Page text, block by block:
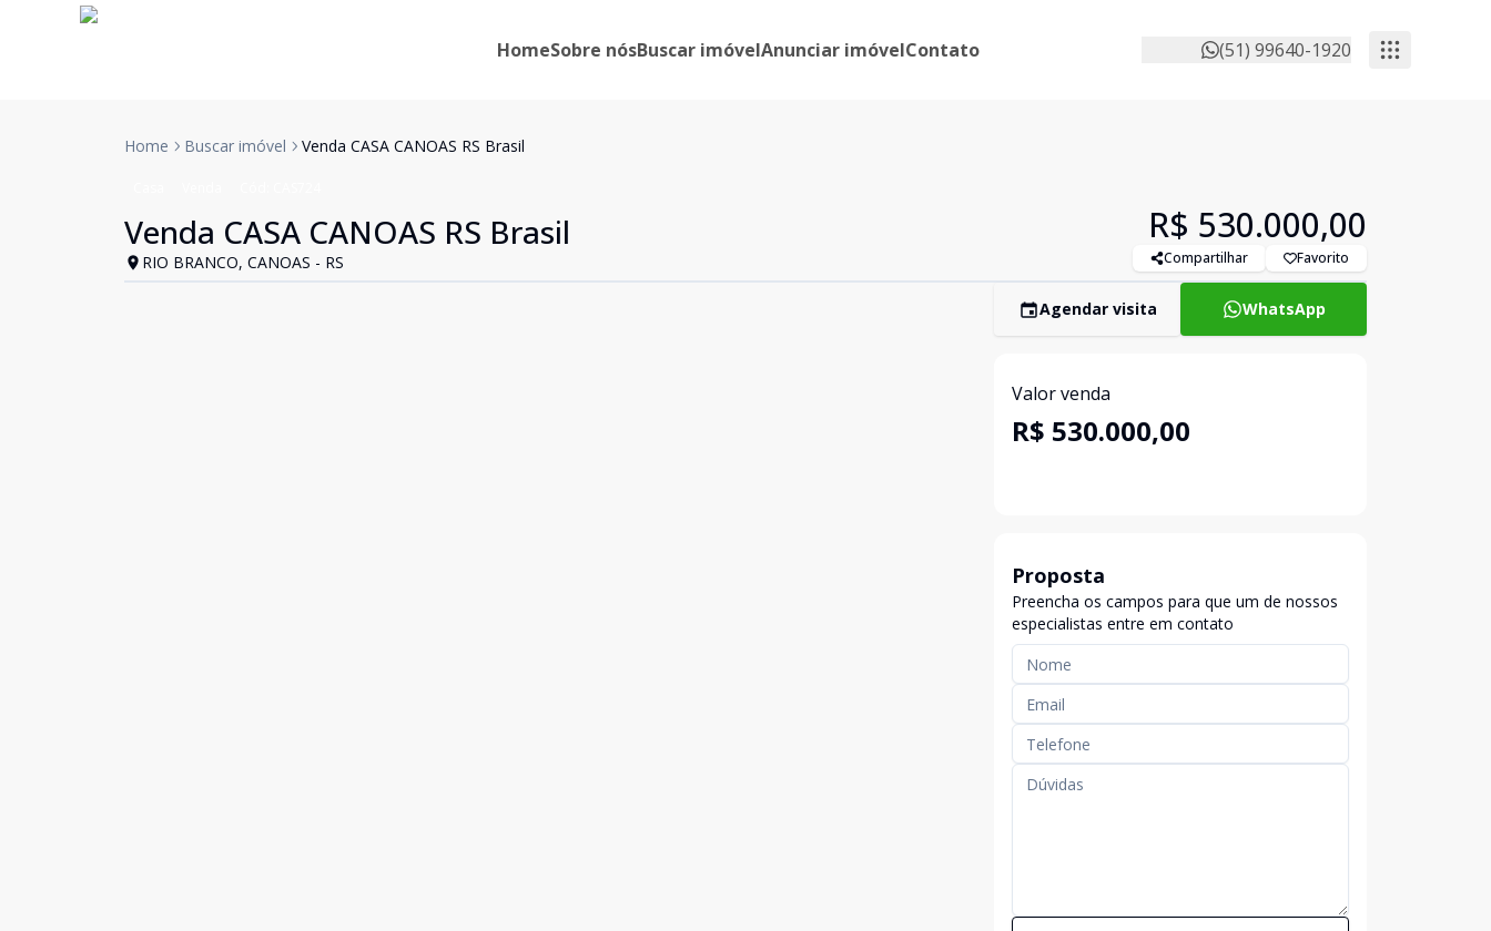
HomeSobre nósBuscar imóvelAnunciar imóvelContato (51) 99640-1920
Home Buscar imóvel Venda CASA CANOAS RS Brasil
Venda CASA CANOAS RS Brasil
RIO BRANCO, CANOAS - RS
R$ 530.000,00
Compartilhar Favorito
Agendar visita WhatsApp
Valor venda
R$ 530.000,00
Proposta
Preencha os campos para que um de nossos
especialistas entre em contato